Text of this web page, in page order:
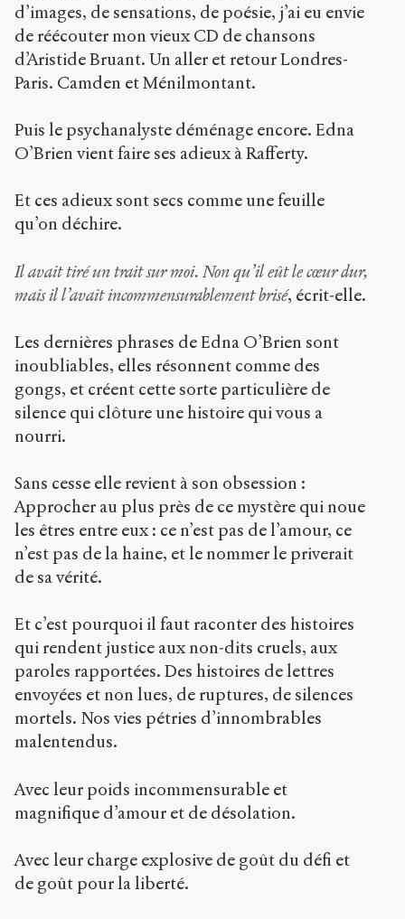
d’images, de sensations, de poésie, j’ai eu envie
de réécouter mon vieux CD de chansons
d’Aristide Bruant. Un aller et retour Londres-
Paris. Camden et Ménilmontant.
Puis le psychanalyste déménage encore. Edna
O’Brien vient faire ses adieux à Rafferty.
Et ces adieux sont secs comme une feuille
qu’on déchire.
Il avait tiré un trait sur moi. Non qu’il eût le cœur dur,
mais il l’avait incommensurablement brisé, écrit-elle.
Les dernières phrases de Edna O’Brien sont
inoubliables, elles résonnent comme des
gongs, et créent cette sorte particulière de
silence qui clôture une histoire qui vous a
nourri.
Sans cesse elle revient à son obsession :
Approcher au plus près de ce mystère qui noue
les êtres entre eux : ce n’est pas de l’amour, ce
n’est pas de la haine, et le nommer le priverait
de sa vérité.
Et c’est pourquoi il faut raconter des histoires
qui rendent justice aux non-dits cruels, aux
paroles rapportées. Des histoires de lettres
envoyées et non lues, de ruptures, de silences
mortels. Nos vies pétries d’innombrables
malentendus.
Avec leur poids incommensurable et
magnifique d’amour et de désolation.
Avec leur charge explosive de goût du défi et
de goût pour la liberté.